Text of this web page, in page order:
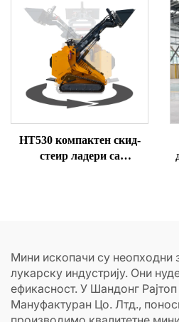
HT530 компактен скид-
стеир ладери са
Мини ископачи су неопходни
лукарску индустрију. Они
ефикасност. У Шандонг Рајтоп
Мануфактуран Цо. Лтд.,